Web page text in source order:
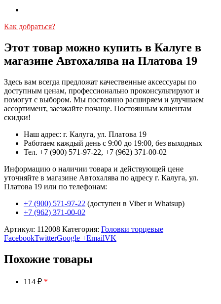
Как добраться?
Этот товар можно купить в Калуге в
магазине Автохалява на Платова 19
Здесь вам всегда предложат качественные аксессуары по
доступным ценам, профессионально проконсультируют и
помогут с выбором. Мы постоянно расширяем и улучшаем
ассортимент, заезжайте почаще. Постоянным клиентам
скидки!
Наш адрес: г. Калуга, ул. Платова 19
Работаем каждый день с 9:00 до 19:00, без выходных
Тел. +7 (900) 571-97-22, +7 (962) 371-00-02
Информацию о наличии товара и действующей цене
уточняйте в магазине Автохалява по адресу г. Калуга, ул.
Платова 19 или по телефонам:
+7 (900) 571-97-22 (доступен в Viber и Whatsup)
+7 (962) 371-00-02
Артикул: 112008 Категория: Головки торцевые
FacebookTwitterGoogle +EmailVK
Похожие товары
114 ₽ *